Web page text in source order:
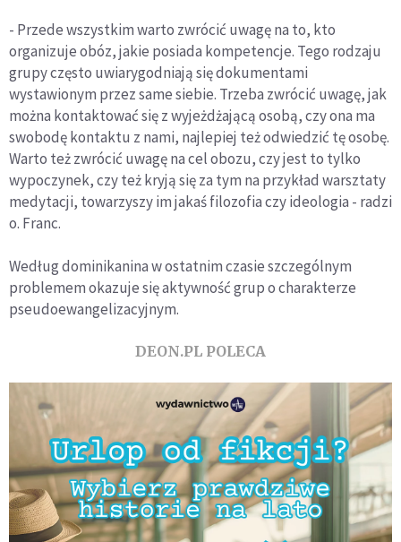
- Przede wszystkim warto zwrócić uwagę na to, kto
organizuje obóz, jakie posiada kompetencje. Tego rodzaju
grupy często uwiarygodniają się dokumentami
wystawionym przez same siebie. Trzeba zwrócić uwagę, jak
można kontaktować się z wyjeżdżającą osobą, czy ona ma
swobodę kontaktu z nami, najlepiej też odwiedzić tę osobę.
Warto też zwrócić uwagę na cel obozu, czy jest to tylko
wypoczynek, czy też kryją się za tym na przykład warsztaty
medytacji, towarzyszy im jakaś filozofia czy ideologia - radzi
o. Franc.
Według dominikanina w ostatnim czasie szczególnym
problemem okazuje się aktywność grup o charakterze
pseudoewangelizacyjnym.
DEON.PL POLECA